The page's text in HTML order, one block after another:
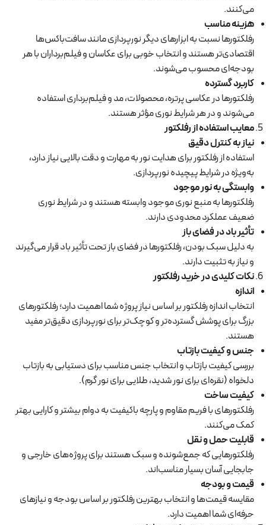
می‌کنند.
هزینه مناسب
رفلکتورها نسبت به ابزارهای دیگر نورپردازی مانند سافت‌باکس‌ها
اقتصادی‌تر هستند و انتخاب خوبی برای عکاسان و فیلم‌برداران با هر
بودجه‌ای محسوب می‌شوند.
کاربرد گسترده
رفلکتورها در عکاسی پرتره، محصولات، مد و فیلم‌برداری استفاده
می‌شوند و در هر شرایط نوری مؤثر هستند.
معایب استفاده از رفلکتور
نیاز به کنترل دقیق
استفاده از رفلکتور برای هدایت نور به مهارت و دقت بالایی نیاز دارد،
به‌ویژه در شرایط پیچیده نورپردازی.
وابستگی به نور موجود
رفلکتورها به منبع نوری موجود وابسته هستند و در شرایط نوری
ضعیف عملکرد محدودی دارند.
تأثیر باد در فضای باز
به دلیل سبک بودن، رفلکتورها در فضای باز تحت تأثیر باد قرار می‌گیرند
و نیاز به تثبیت دارند.
نکات کلیدی در خرید رفلکتور
اندازه
انتخاب اندازه رفلکتور بر اساس نیاز پروژه شما اهمیت دارد؛ رفلکتورهای
بزرگ برای پوشش گسترده‌تر و کوچک‌تر برای نورپردازی دقیق‌تر مفید
هستند.
جنس و کیفیت بازتاب
بررسی کیفیت بازتاب و انتخاب جنس مناسب برای دستیابی به بازتاب
دلخواه (نقره‌ای برای نور شدید، طلایی برای نور گرم).
کیفیت ساخت
رفلکتورهای با فریم مقاوم و پارچه باکیفیت به دوام بیشتر و کارایی بهتر
کمک می‌کنند.
قابلیت حمل و نقل
رفلکتورهایی که جمع‌شونده و سبک هستند برای پروژه‌های خارجی و
جابجایی آسان بسیار مناسب‌اند.
قیمت و بودجه
مقایسه قیمت‌ها و انتخاب بهترین رفلکتور بر اساس بودجه و نیازهای
حرفه‌ای شما اهمیت دارد.